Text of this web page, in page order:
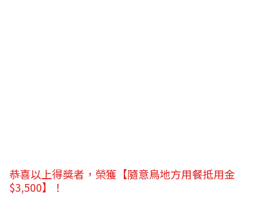
恭喜以上得獎者，榮獲【隨意鳥地方用餐抵用金
$3,500】！